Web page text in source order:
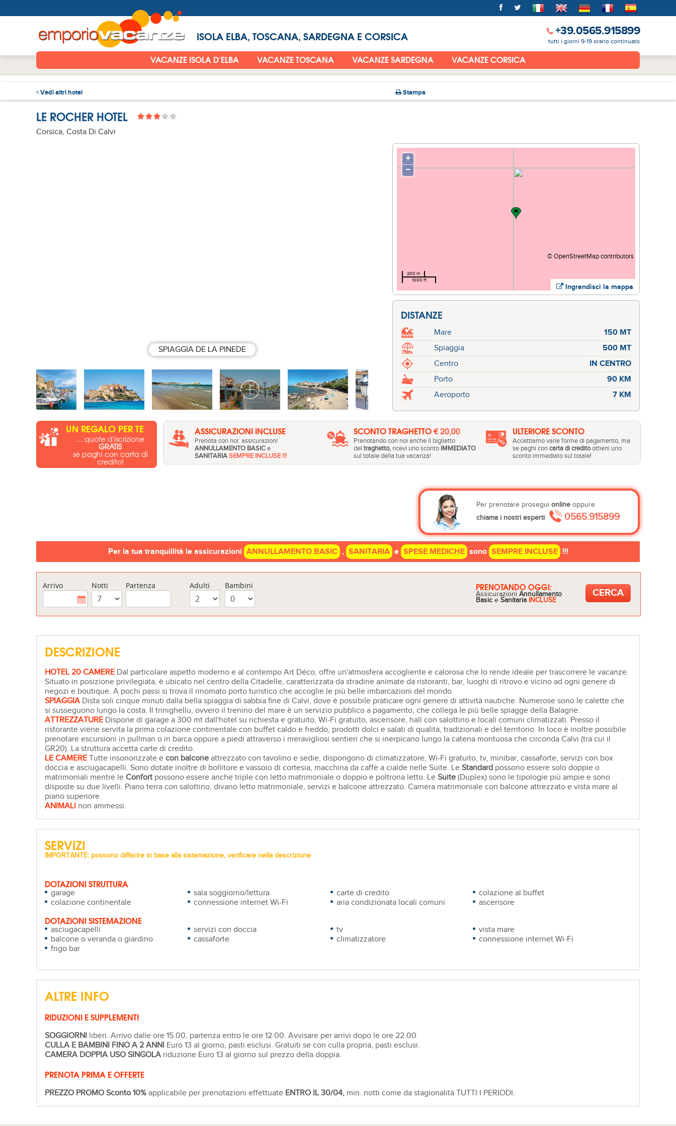
ISOLA ELBA, TOSCANA, SARDEGNA E CORSICA +39.0565.915899
tutti i giorni 9-19 orario continuato
VACANZE ISOLA D'ELBA VACANZE TOSCANA VACANZE SARDEGNA VACANZE CORSICA
Vedi altri hotel Stampa
LE ROCHER HOTEL
Corsica, Costa Di Calvi
SPIAGGIA DE LA PINEDE
Ingrandisci la mappa
+
−
©OpenStreetMapcontributors
200 m
1000 ft
DISTANZE
Mare
150 MT
Spiaggia
500 MT
Centro
IN CENTRO
Porto
90 KM
Aeroporto
7 KM
UN REGALO PER TE
... quote d'iscrizione
GRATIS
se paghi con carta di
credito!
ASSICURAZIONI INCLUSE
Prenota con noi: assicurazioni
ANNULLAMENTO BASICe
SANITARIASEMPRE INCLUSE !!!
SCONTO TRAGHETTO€ 20,00
Prenotando con noi anche il biglietto
del traghetto, ricevi uno sconto IMMEDIATO
sul totale della tua vacanza!
ULTERIORE SCONTO
Accettiamo varie forme di pagamento, ma
se paghi con carta di creditoottieni uno
sconto immediato sul totale!
Per prenotare prosegui onlineoppure
chiama i nostri esperti
0565.915899
Per la tua tranquillità le assicurazioni ANNULLAMENTO BASIC , SANITARIA e SPESE MEDICHE sono SEMPRE INCLUSE !!!
Arrivo Notti Partenza Adulti Bambini PRENOTANDO OGGI:
Assicurazioni Annullamento
Basice Sanitaria INCLUSE
DESCRIZIONE
HOTEL 20 CAMERE Dal particolare aspetto moderno e al contempo Art Déco, offre un'atmosfera accogliente e calorosa che lo rende ideale per trascorrere le vacanze.
Situato in posizione privilegiata, è ubicato nel centro della Citadelle, caratterizzata da stradine animate da ristoranti, bar, luoghi di ritrovo e vicino ad ogni genere di
negozi e boutique. A pochi passi si trova il rinomato porto turistico che accoglie le più belle imbarcazioni del mondo.
SPIAGGIA Dista soli cinque minuti dalla bella spiaggia di sabbia fine di Calvi, dove è possibile praticare ogni genere di attività nautiche. Numerose sono le calette che
si susseguono lungo la costa. Il trinighellu, ovvero il trenino del mare è un servizio pubblico a pagamento, che collega le più belle spiagge della Balagne.
ATTREZZATURE Dispone di garage a 300 mt dall'hotel su richiesta e gratuito, Wi-Fi gratuito, ascensore, hall con salottino e locali comuni climatizzati. Presso il
ristorante viene servita la prima colazione continentale con buffet caldo e freddo, prodotti dolci e salati di qualità, tradizionali e del territorio. In loco è inoltre possibile
prenotare escursioni in pullman o in barca oppure a piedi attraverso i meravigliosi sentieri che si inerpicano lungo la catena montuosa che circonda Calvi (tra cui il
GR20). La struttura accetta carte di credito.
LE CAMERE Tutte insonorizzate e con balcone attrezzato con tavolino e sedie, dispongono di climatizzatore, Wi-Fi gratuito, tv, minibar, cassaforte, servizi con box
doccia e asciugacapelli. Sono dotate inoltre di bollitore e vassoio di cortesia, macchina da caffè a cialde nelle Suite. Le Standard possono essere solo doppie o
matrimoniali mentre le Confort possono essere anche triple con letto matrimoniale o doppio e poltrona letto. Le Suite (Duplex) sono le tipologie più ampie e sono
disposte su due livelli. Piano terra con salottino, divano letto matrimoniale, servizi e balcone attrezzato. Camera matrimoniale con balcone attrezzato e vista mare al
piano superiore.
ANIMALI non ammessi.
SERVIZI
IMPORTANTE: possono differire in base alla sistemazione, verificare nella descrizione
DOTAZIONI STRUTTURA
garage sala soggiorno/lettura carte di credito
colazione al buffet
colazione continentale
connessione internet Wi-Fi aria condizionata locali comuni ascensore
DOTAZIONI SISTEMAZIONE
asciugacapelli servizi con doccia tv
vista mare
balcone o veranda o giardino
cassaforte climatizzatore
connessione internet Wi-Fi
frigo bar
ALTRE INFO
RIDUZIONI E SUPPLEMENTI
SOGGIORNI liberi. Arrivo dalle ore 15.00, partenza entro le ore 12.00. Avvisare per arrivi dopo le ore 22.00.
CULLA E BAMBINI FINO A 2 ANNI Euro 13 al giorno, pasti esclusi. Gratuiti se con culla propria, pasti esclusi.
CAMERA DOPPIA USO SINGOLA riduzione Euro 13 al giorno sul prezzo della doppia.
PRENOTA PRIMA E OFFERTE
PREZZO PROMO Sconto 10% applicabile per prenotazioni effettuate ENTRO IL 30/04, min. notti come da stagionalità TUTTI I PERIODI.